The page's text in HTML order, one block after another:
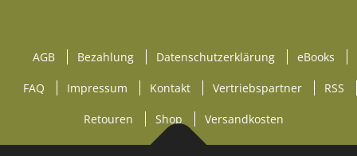
AGB Bezahlung Datenschutzerklärung eBooks
FAQ Impressum Kontakt Vertriebspartner RSS
Retouren Shop Versandkosten